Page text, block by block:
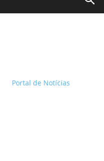
Portal de Notícias